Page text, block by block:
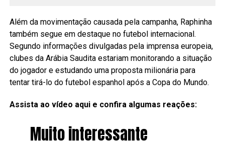
Além da movimentação causada pela campanha, Raphinha
também segue em destaque no futebol internacional.
Segundo informações divulgadas pela imprensa europeia,
clubes da Arábia Saudita estariam monitorando a situação
do jogador e estudando uma proposta milionária para
tentar tirá-lo do futebol espanhol após a Copa do Mundo.
Assista ao vídeo aqui e confira algumas reações:
Muito interessante